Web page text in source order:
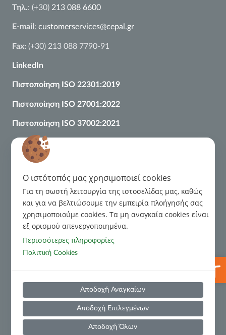
Τηλ.: (+30) 213 088 6600
E-mail : customerservices@cepal.gr
Fax: (+30) 213 088 7790-91
LinkedIn
Πιστοποίηση ISO 22301:2019
Πιστοποίηση ISO 27001:2022
Πιστοποίηση ISO 37002:2021
Πιστοποίηση ISO 9001:2015
Κανονιστικό Πλαίσιο
Κώδικας Δεοντολογίας για τις σχέσεις με τους Οφειλέτες
Κώδικας Δεοντολογίας για Τρίτα Μέρη
Πρόληψη και Καταστολή Νομιμοποίησης Εσόδων από
Χρήσιμες Πληροφορίες
Πολιτική Υποβολής Αναφορών(Whistleblowing)
Οικονομικές Καταστάσεις
O ιστότοπός μας χρησιμοποιεί cookies
Για τη σωστή λειτουργία της ιστοσελίδας μας, καθώς
και για να βελτιώσουμε την εμπειρία πλοήγησής σας
χρησιμοποιούμε cookies. Tα μη αναγκαία cookies είναι
εξ ορισμού απενεργοποιημένα.
Περισσότερες πληροφορίες
Πολιτική Cookies
Αποδοχή Αναγκαίων
Αποδοχή Επιλεγμένων
Αποδοχή Όλων